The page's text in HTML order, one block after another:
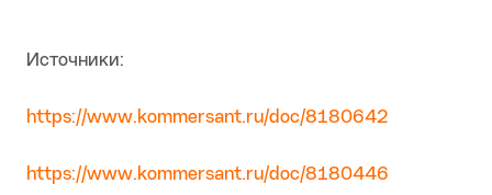
Источники:
https://www.kommersant.ru/doc/8180642
https://www.kommersant.ru/doc/8180446